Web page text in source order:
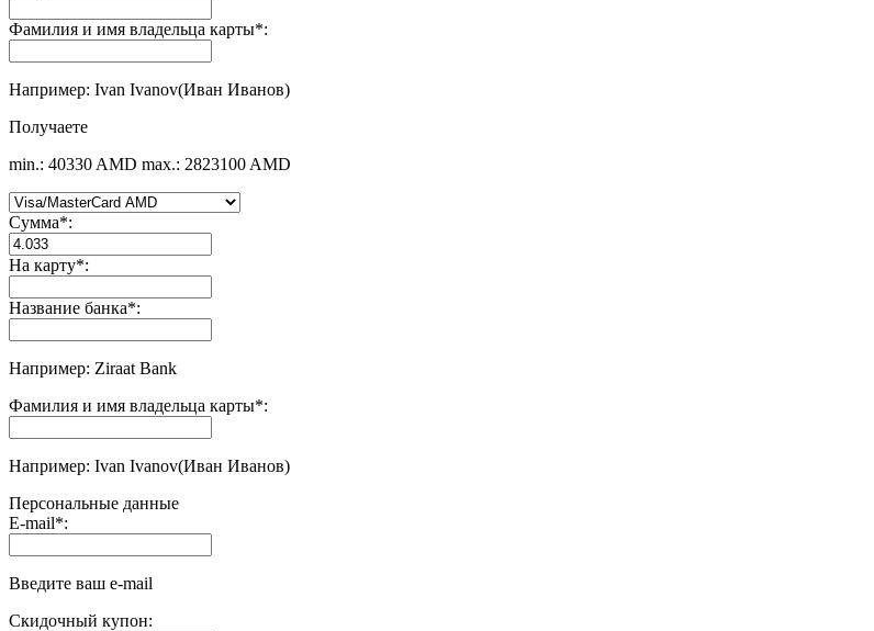
Фамилия и имя владельца карты*:
Например: Ivan Ivanov(Иван Иванов)
Получаете
min.: 40330 AMD max.: 2823100 AMD
Сумма*:
На карту*:
Название банка*:
Например: Ziraat Bank
Фамилия и имя владельца карты*:
Например: Ivan Ivanov(Иван Иванов)
Персональные данные
E-mail*:
Введите ваш e-mail
Скидочный купон: